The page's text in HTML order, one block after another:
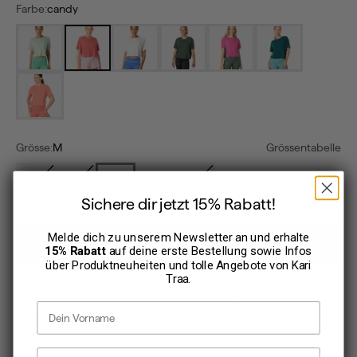
Farbe:candy
candy white thyme spink peacock
corel
Grösse:M Grössentabelle
In den Warenkorb
30 Tage Rückgaberecht
Sichere dir jetzt 15% Rabatt!
Melde dich zu unserem Newsletter an und erhalte
15% Rabatt auf deine erste Bestellung sowie Infos
über Produktneuheiten und tolle Angebote von Kari
Traa.
E-Mail Adresse